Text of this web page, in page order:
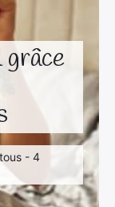
grâce
- 4